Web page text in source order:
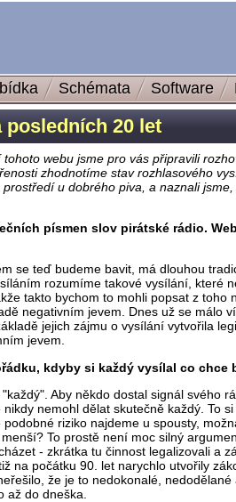
Schémata Software
20 let
webu jsme pro vás připravili
zhodnotíme stav rozhlasového
u dobrého piva, a naznali
písmen slov pirátské rádio.
se teď budeme bavit, má dlouhou
rozumíme takové vysílání, které
takto bychom to mohli popsat z
negativním jevem. Dnes už se
jejich zájmu o vysílání vytvořila
jevem.
kdyby si každý vysílal co chce
Aby někdo dostal signál
nemohl dělat skutečně každý.
riziko najdeme u spousty,
To prostě není moc silný
- zkrátka tu činnost legalizovali a
na počátku 90. let narychlo utvořily
že je to nedokonalé,
až do dneška.